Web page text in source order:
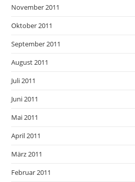
November 2011
Oktober 2011
September 2011
August 2011
Juli 2011
Juni 2011
Mai 2011
April 2011
März 2011
Februar 2011